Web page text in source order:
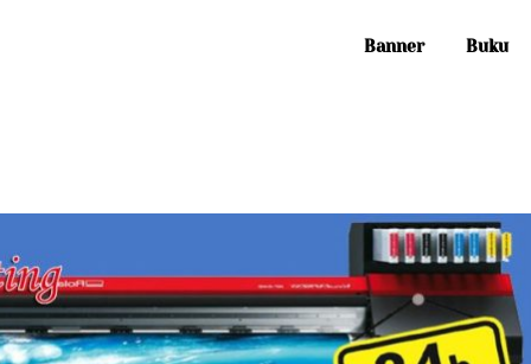
Banner Buku